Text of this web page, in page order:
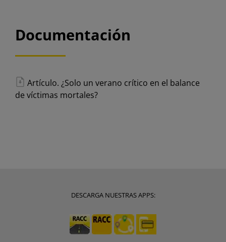
Documentación
Artículo. ¿Solo un verano crítico en el balance
de víctimas mortales?
DESCARGA NUESTRAS APPS: